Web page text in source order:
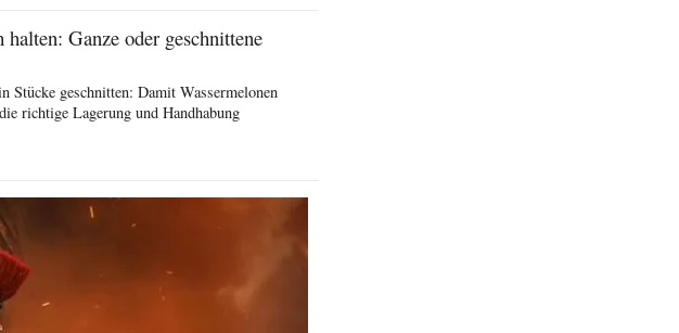
Ganze oder geschnittene
Stücke geschnitten: Damit Wassermelonen
richtige Lagerung und Handhabung